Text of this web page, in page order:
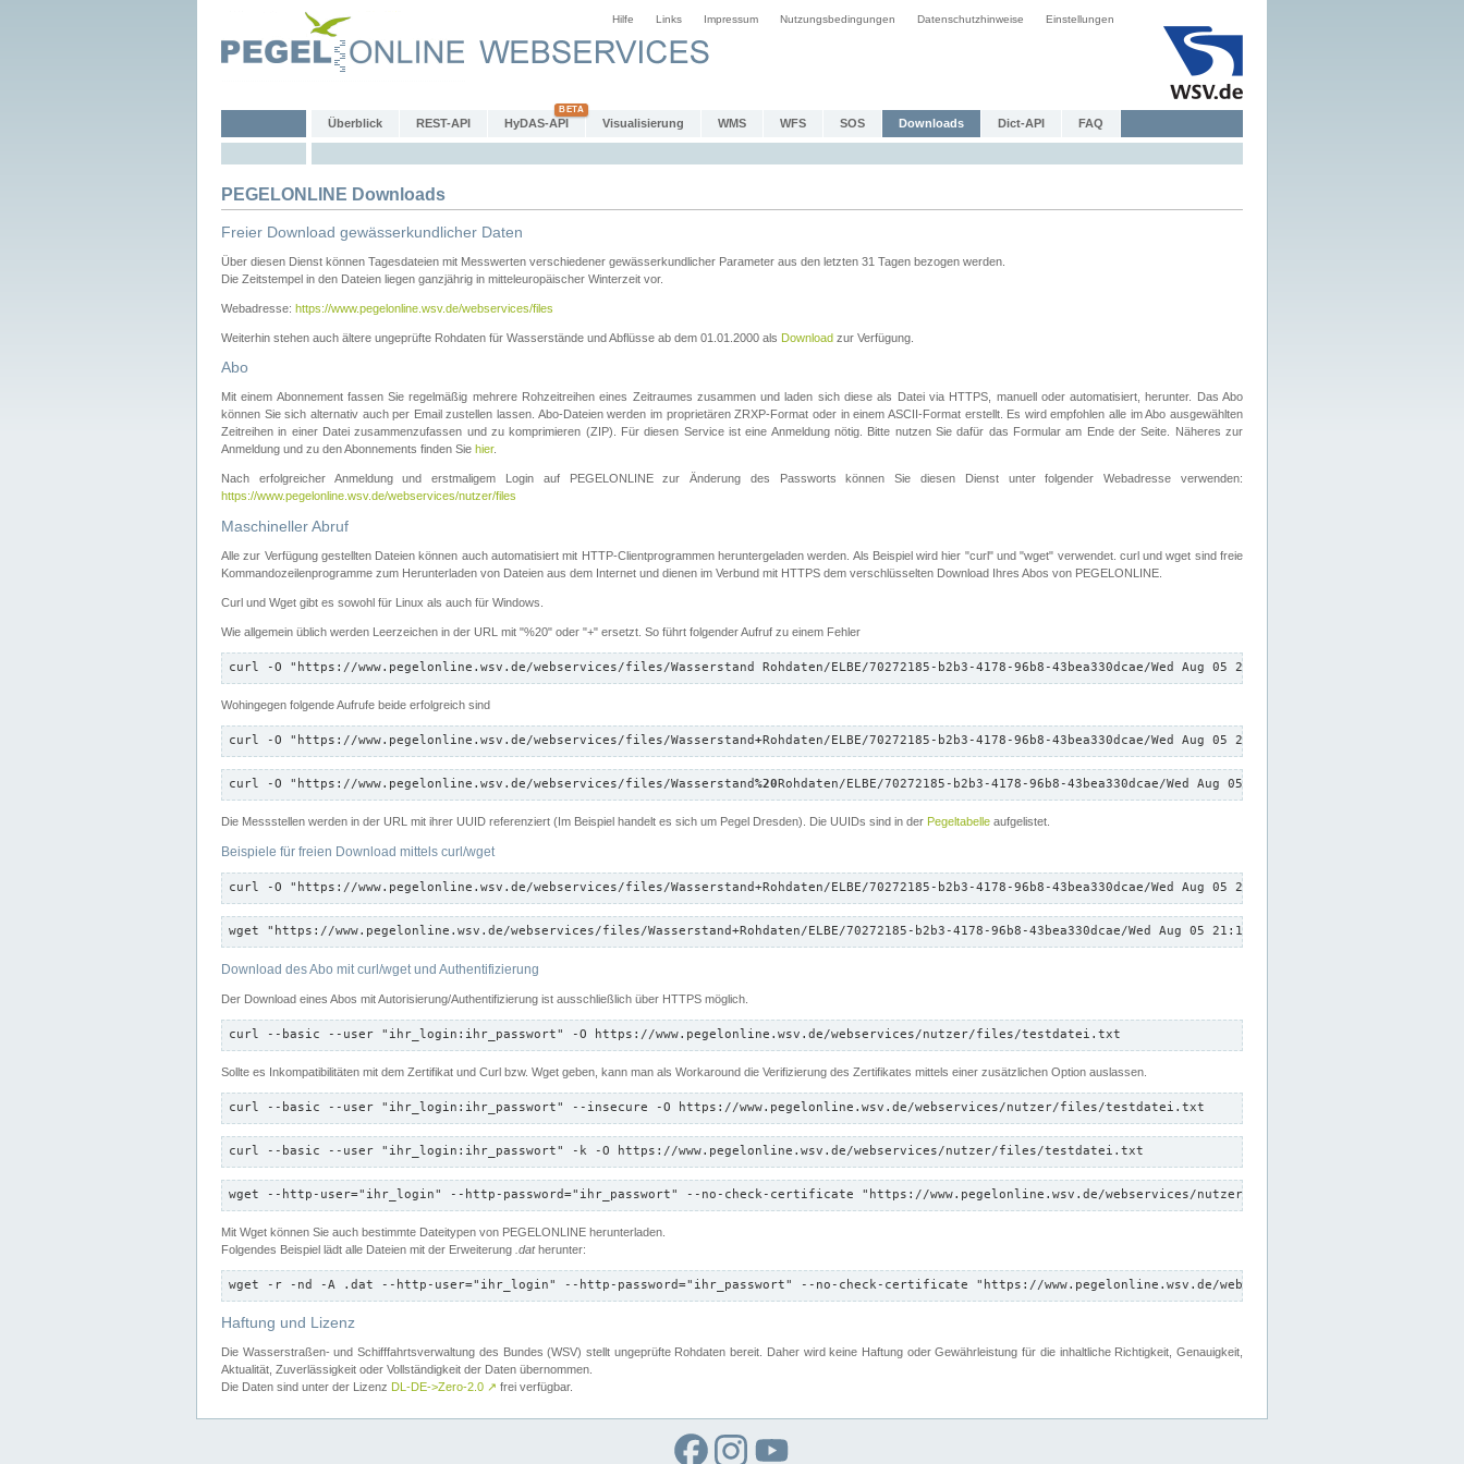
Hilfe Links Impressum Nutzungsbedingungen Datenschutzhinweise Einstellungen
Überblick REST-API HyDAS-API Visualisierung WMS WFS SOS Downloads Dict-API FAQ
PEGELONLINE Downloads
Freier Download gewässerkundlicher Daten
Über diesen Dienst können Tagesdateien mit Messwerten verschiedener gewässerkundlicher Parameter aus den letzten 31 Tagen bezogen werden.
Die Zeitstempel in den Dateien liegen ganzjährig in mitteleuropäischer Winterzeit vor.
Webadresse: https://www.pegelonline.wsv.de/webservices/files
Weiterhin stehen auch ältere ungeprüfte Rohdaten für Wasserstände und Abflüsse ab dem 01.01.2000 als Download zur Verfügung.
Abo
Mit einem Abonnement fassen Sie regelmäßig mehrere Rohzeitreihen eines Zeitraumes zusammen und laden sich diese als Datei via HTTPS, manuell oder automatisiert, herunter. Das Abo
können Sie sich alternativ auch per Email zustellen lassen. Abo-Dateien werden im proprietären ZRXP-Format oder in einem ASCII-Format erstellt. Es wird empfohlen alle im Abo ausgewählten
Zeitreihen in einer Datei zusammenzufassen und zu komprimieren (ZIP). Für diesen Service ist eine Anmeldung nötig. Bitte nutzen Sie dafür das Formular am Ende der Seite. Näheres zur
Anmeldung und zu den Abonnements finden Sie hier.
Nach erfolgreicher Anmeldung und erstmaligem Login auf PEGELONLINE zur Änderung des Passworts können Sie diesen Dienst unter folgender Webadresse verwenden:
https://www.pegelonline.wsv.de/webservices/nutzer/files
Maschineller Abruf
Alle zur Verfügung gestellten Dateien können auch automatisiert mit HTTP-Clientprogrammen heruntergeladen werden. Als Beispiel wird hier "curl" und "wget" verwendet. curl und wget sind freie
Kommandozeilenprogramme zum Herunterladen von Dateien aus dem Internet und dienen im Verbund mit HTTPS dem verschlüsselten Download Ihres Abos von PEGELONLINE.
Curl und Wget gibt es sowohl für Linux als auch für Windows.
Wie allgemein üblich werden Leerzeichen in der URL mit "%20" oder "+" ersetzt. So führt folgender Aufruf zu einem Fehler
curl -O "https://www.pegelonline.wsv.de/webservices/files/Wasserstand Rohdaten/ELBE/70272185-b2b3-4178-96b8-43bea330dcae/Wed Aug 05 21:10:31 CEST 2026/down.txt"
Wohingegen folgende Aufrufe beide erfolgreich sind
curl -O "https://www.pegelonline.wsv.de/webservices/files/Wasserstand+Rohdaten/ELBE/70272185-b2b3-4178-96b8-43bea330dcae/Wed Aug 05 21:10:31 CEST 2026/down.txt"
curl -O "https://www.pegelonline.wsv.de/webservices/files/Wasserstand%20Rohdaten/ELBE/70272185-b2b3-4178-96b8-43bea330dcae/Wed Aug 05 21:10:31 CEST 2026/down.txt"
Die Messstellen werden in der URL mit ihrer UUID referenziert (Im Beispiel handelt es sich um Pegel Dresden). Die UUIDs sind in der Pegeltabelle aufgelistet.
Beispiele für freien Download mittels curl/wget
curl -O "https://www.pegelonline.wsv.de/webservices/files/Wasserstand+Rohdaten/ELBE/70272185-b2b3-4178-96b8-43bea330dcae/Wed Aug 05 21:10:31 CEST 2026/down.txt"
wget "https://www.pegelonline.wsv.de/webservices/files/Wasserstand+Rohdaten/ELBE/70272185-b2b3-4178-96b8-43bea330dcae/Wed Aug 05 21:10:31 CEST 2026/down.txt"
Download des Abo mit curl/wget und Authentifizierung
Der Download eines Abos mit Autorisierung/Authentifizierung ist ausschließlich über HTTPS möglich.
curl --basic --user "ihr_login:ihr_passwort" -O https://www.pegelonline.wsv.de/webservices/nutzer/files/testdatei.txt
Sollte es Inkompatibilitäten mit dem Zertifikat und Curl bzw. Wget geben, kann man als Workaround die Verifizierung des Zertifikates mittels einer zusätzlichen Option auslassen.
curl --basic --user "ihr_login:ihr_passwort" --insecure -O https://www.pegelonline.wsv.de/webservices/nutzer/files/testdatei.txt
curl --basic --user "ihr_login:ihr_passwort" -k -O https://www.pegelonline.wsv.de/webservices/nutzer/files/testdatei.txt
wget --http-user="ihr_login" --http-password="ihr_passwort" --no-check-certificate "https://www.pegelonline.wsv.de/webservices/nutzer/files/testdatei.txt"
Mit Wget können Sie auch bestimmte Dateitypen von PEGELONLINE herunterladen.
Folgendes Beispiel lädt alle Dateien mit der Erweiterung .datherunter:
wget -r -nd -A .dat --http-user="ihr_login" --http-password="ihr_passwort" --no-check-certificate "https://www.pegelonline.wsv.de/webservices/nutzer/files"
Haftung und Lizenz
Die Wasserstraßen- und Schifffahrtsverwaltung des Bundes (WSV) stellt ungeprüfte Rohdaten bereit. Daher wird keine Haftung oder Gewährleistung für die inhaltliche Richtigkeit, Genauigkeit,
Aktualität, Zuverlässigkeit oder Vollständigkeit der Daten übernommen.
Die Daten sind unter der Lizenz DL-DE->Zero-2.0 ↗ frei verfügbar.